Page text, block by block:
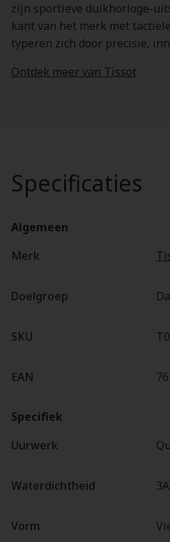
zijn sportieve duikhorloge-
kant van het merk met
typeren zich door precisie,
Ontdek meer van Tissot
Specificaties
Algemeen
Merk
Doelgroep
SKU
EAN
Specifiek
Uurwerk
Waterdichtheid
Vorm